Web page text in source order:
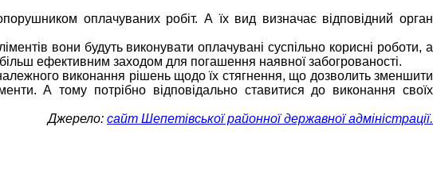
оплачуваних робіт. А їх вид визначає відповідний орган
вони будуть виконувати оплачувані суспільно корисні роботи, а
ефективним заходом для погашення наявної забогрованості.
виконання рішень щодо їх стягнення, що дозволить зменшити
А тому потрібно відповідально ставитися до виконання своїх
Джерело: сайт Шепетівської районної державної адміністрації.